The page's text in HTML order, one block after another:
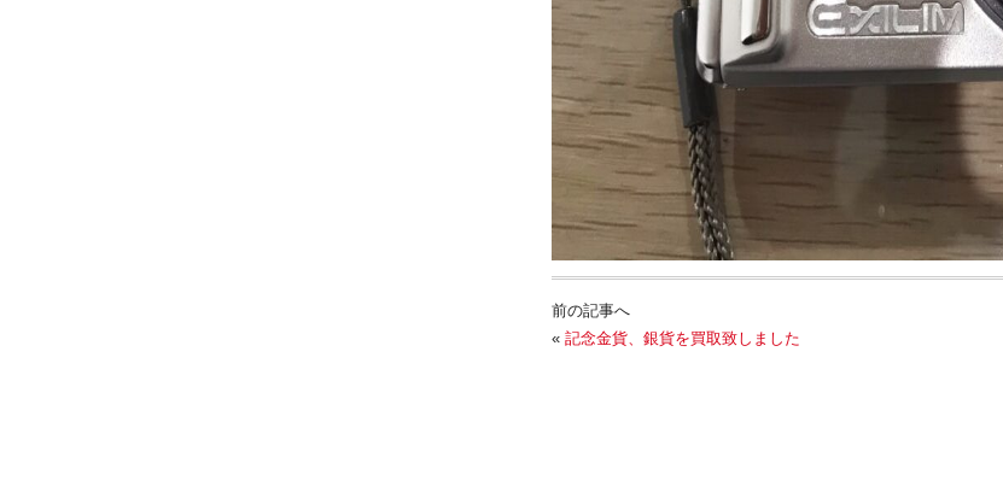
前の記事へ
« 記念金貨、銀貨を買取致しました